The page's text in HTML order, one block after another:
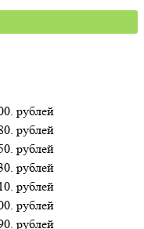
рублей
рублей
рублей
рублей
рублей
рублей
рублей